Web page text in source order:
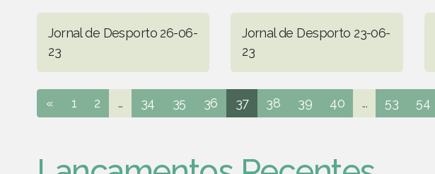
Jornal de Desporto 26-06-
23
Jornal de Desporto 23-06-
23
« 1 2 ... 34 35 36 37 38 39 40 ... 53 54